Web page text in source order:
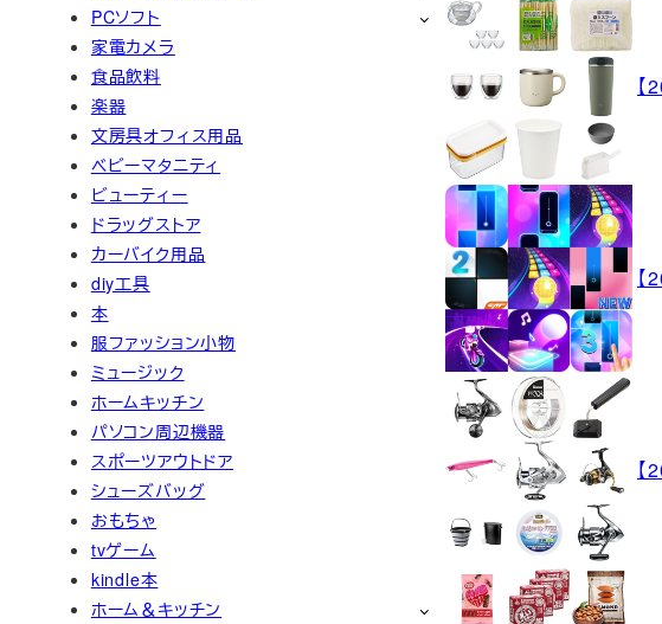
【
PCソフト
家電カメラ
食品飲料
楽器
文房具オフィス用品
ベビーマタニティ
ビューティー
ドラッグストア
カーバイク用品
diy工具
本
服ファッション小物
ミュージック
ホームキッチン
パソコン周辺機器
スポーツアウトドア
シューズバッグ
おもちゃ
tvゲーム
kindle本
ホーム＆キッチン